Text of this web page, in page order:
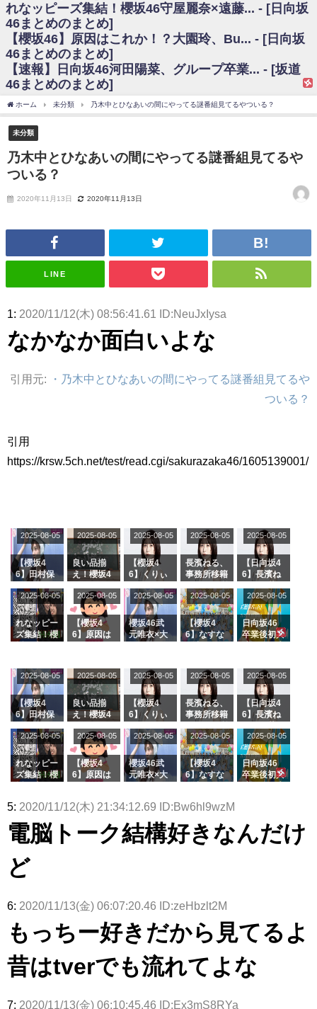
乃木坂46アンテナ / 【櫻坂46】ミーグリで喧嘩！？山下瞳月、これはマジ
ギレしてる
乃木坂あんてな ～乃木坂46・欅坂46・日向坂46のニュース・情報・話題
をピックアップ / れなッピーズ集結！櫻坂46守屋麗奈×遠藤理子、8/6「ラヴィ
ット！」水曜スタジオ出演決定
日向坂46まとめのまとめ / 【日向坂46】富田鈴花、次の事務所が決まって
そう！？
日向坂46まとめのまとめ / 【日向坂46】富田鈴花、次の事務所が決まって
そう！？
ハ！』ミーグリ日程がこちら
乃木坂あんてな ～乃木坂46・欅坂46・日向坂46のニュース・情報・話題
をピックアップ / 日向坂46卒業後初共演！佐々木久美さん、師匠オードリー若
林さんと再会した結果･･･【激レアさんを連れてきた。】
欅坂46/日向坂46まとめのまとめ / 『anan』の表紙の櫻坂46さん、多様性
の時代だと話題に
wwwwwwwwwwww
日向坂46まとめのまとめ / 筒井あやめ、アレをチラリ。こういう偶然の方
日向坂46まとめのまとめ / 【日向坂46】富田鈴花1st写真集の先行カット、
花考案グッズ＆生写真5種が公開される
日向坂46まとめのまとめ / これから彼氏と行為する直前の賀喜遥香、やば
い
アイドル – ぷぅアンテナ / 2022年3月22日（火）のメディア情報
アイドル – ぷぅアンテナ / 【乃木坂46】井上和の『なぎおはぎ』って こん
ーン.gif
ふぇどみ！ / 【画像】スポ－ツキャスターお姉さん・ハメまくりだったｗｗ
Powered by livedoor 相互RSS
れなッピーズ集結！櫻坂46守屋麗奈×遠藤... - [日向坂
46まとめのまとめ]
【櫻坂46】原因はこれか！？大園玲、Bu... - [日向坂
46まとめのまとめ]
【速報】日向坂46河田陽菜、グループ卒業... - [坂道
46まとめのまとめ]
ホーム 未分類 乃木中とひなあいの間にやってる謎番組見てるやついる？
未分類
乃木中とひなあいの間にやってる謎番組見てるや
ついる？
2020年11月13日 2020年11月13日
LINE
1: 2020/11/12(木) 08:56:41.61 ID:NeuJxIysa
なかなか面白いよな
引用元:
・乃木中とひなあいの間にやってる謎番組見てるや
ついる？
引用
https://krsw.5ch.net/test/read.cgi/sakurazaka46/1605139001/
【櫻坂4
6】田村保
ージを脱い
でいた理由
2025-08-05
良い品揃
え！櫻坂4
グル『Mak
e or Brea
k』オフィ
シャルグッ
ズ絶賛販売
2025-08-05
【櫻坂4
6】くりぃ
の2人を手
玉に取る大
沼晶保【く
りぃむナン
タラ】
2025-08-05
長濱ねる、
事務所移籍
属を発表
2025-08-05
【日向坂4
6】長濱ね
ら移籍しフ
ラーム所属
に。これで
事務所に所
属している
がこちら
2025-08-05
れなッピー
ズ集結！櫻
理子、8/6
「ラヴィッ
ト！」水曜
スタジオ出
演決定
2025-08-05
【櫻坂4
6】原因は
uddiesを
ざわつかせ
る...
2025-08-05
櫻坂46武
元唯衣×大
カップお姉
さんに恐怖
【くりぃむ
ナンタラ】
2025-08-05
【櫻坂4
6】なすな
2曲目っ
て...【ラヴ
ィット 東
京ドーム公
演】
2025-08-05
日向坂46
卒業後初共
師匠オード
リー若林さ
んと再会し
た結果･･･
【激レアさ
きた。】
2025-08-05
【櫻坂4
6】田村保
ージを脱い
でいた理由
2025-08-05
良い品揃
え！櫻坂4
グル『Mak
e or Brea
k』オフィ
シャルグッ
ズ絶賛販売
2025-08-05
【櫻坂4
6】くりぃ
の2人を手
玉に取る大
沼晶保【く
りぃむナン
タラ】
2025-08-05
長濱ねる、
事務所移籍
属を発表
2025-08-05
【日向坂4
6】長濱ね
ら移籍しフ
ラーム所属
に。これで
事務所に所
属している
2025-08-05
れなッピー
ズ集結！櫻
理子、8/6
ト！」水曜
スタジオ出
2025-08-05
【櫻坂4
6】原因は
uddiesを
る...
2025-08-05
櫻坂46武
元唯衣×大
カップお姉
さんに恐怖
【くりぃむ
ナンタラ】
2025-08-05
【櫻坂4
6】なすな
2曲目っ
ィット 東
京ドーム公
2025-08-05
日向坂46
卒業後初共
んと再会し
た結果･･･
2025-08-05
5: 2020/11/12(木) 21:34:12.69 ID:Bw6hl9wzM
電脳トーク結構好きなんだけ
ど
6: 2020/11/13(金) 06:07:20.46 ID:zeHbzlt2M
もっちー好きだから見てるよ
昔はtverでも流れてよな
7: 2020/11/13(金) 06:10:45.46 ID:Ex3mS8RYa